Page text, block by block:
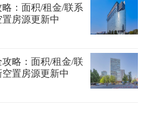
：面积/租金/联系
房源更新中
略：面积/租金/联
置房源更新中